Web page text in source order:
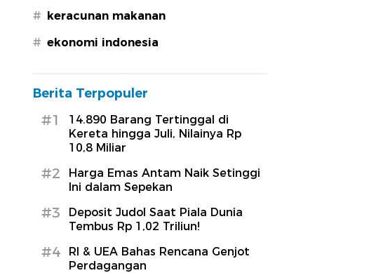
# keracunan makanan
# ekonomi indonesia
Berita Terpopuler
#1
14.890 Barang Tertinggal di
Kereta hingga Juli, Nilainya Rp
10,8 Miliar
#2
Harga Emas Antam Naik Setinggi
Ini dalam Sepekan
#3
Deposit Judol Saat Piala Dunia
Tembus Rp 1,02 Triliun!
#4
RI & UEA Bahas Rencana Genjot
Perdagangan